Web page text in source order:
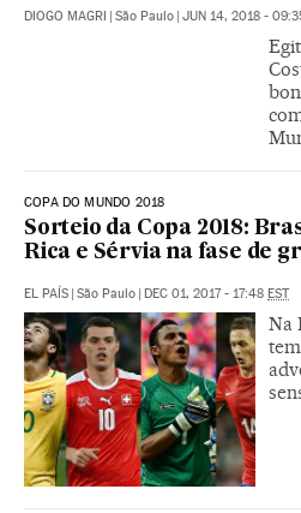
DIOGO MAGRI | São Paulo | JUN 14, 2018 -
COPA DO MUNDO 2018
Sorteio da Copa 2018:
Rica e Sérvia na fase de
EL PAÍS | São Paulo | DEC 01, 2017 - 17:48 EST
Na